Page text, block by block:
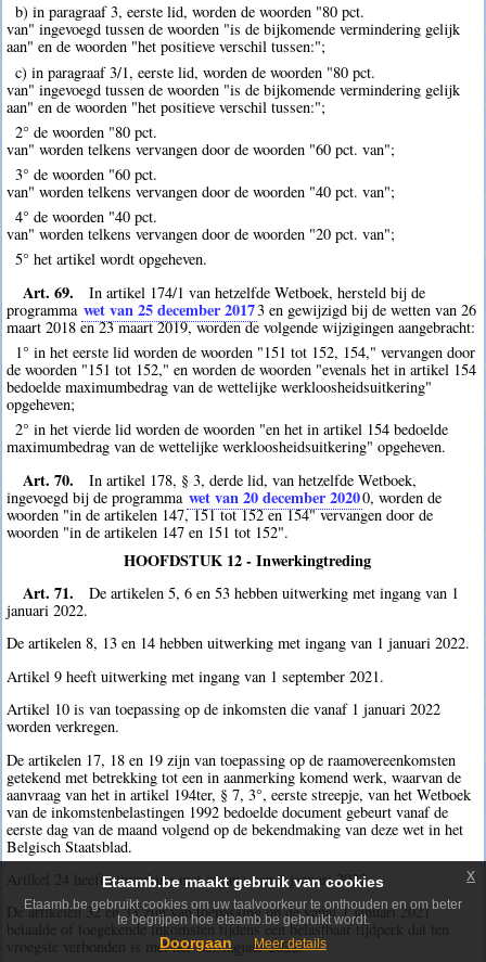
b) in paragraaf 3, eerste lid, worden de woorden "80 pct.
van" ingevoegd tussen de woorden "is de bijkomende vermindering gelijk
aan" en de woorden "het positieve verschil tussen:";
c) in paragraaf 3/1, eerste lid, worden de woorden "80 pct.
van" ingevoegd tussen de woorden "is de bijkomende vermindering gelijk
aan" en de woorden "het positieve verschil tussen:";
2° de woorden "80 pct.
van" worden telkens vervangen door de woorden "60 pct. van";
3° de woorden "60 pct.
van" worden telkens vervangen door de woorden "40 pct. van";
4° de woorden "40 pct.
van" worden telkens vervangen door de woorden "20 pct. van";
5° het artikel wordt opgeheven.
Art. 69.
In artikel 174/1 van hetzelfde Wetboek, hersteld bij de
programma wet van 25 december 20173 en gewijzigd bij de wetten van 26
maart 2018 en 23 maart 2019, worden de volgende wijzigingen aangebracht:
1° in het eerste lid worden de woorden "151 tot 152, 154," vervangen door
de woorden "151 tot 152," en worden de woorden "evenals het in artikel 154
bedoelde maximumbedrag van de wettelijke werkloosheidsuitkering"
opgeheven;
2° in het vierde lid worden de woorden "en het in artikel 154 bedoelde
maximumbedrag van de wettelijke werkloosheidsuitkering" opgeheven.
Art. 70.
In artikel 178, § 3, derde lid, van hetzelfde Wetboek,
ingevoegd bij de programma wet van 20 december 20200, worden de
woorden "in de artikelen 147, 151 tot 152 en 154" vervangen door de
woorden "in de artikelen 147 en 151 tot 152".
HOOFDSTUK 12 - Inwerkingtreding
Art. 71.
De artikelen 5, 6 en 53 hebben uitwerking met ingang van 1
januari 2022.
De artikelen 8, 13 en 14 hebben uitwerking met ingang van 1 januari 2022.
Artikel 9 heeft uitwerking met ingang van 1 september 2021.
Artikel 10 is van toepassing op de inkomsten die vanaf 1 januari 2022
worden verkregen.
De artikelen 17, 18 en 19 zijn van toepassing op de raamovereenkomsten
getekend met betrekking tot een in aanmerking komend werk, waarvan de
aanvraag van het in artikel 194ter, § 7, 3°, eerste streepje, van het Wetboek
van de inkomstenbelastingen 1992 bedoelde document gebeurt vanaf de
eerste dag van de maand volgend op de bekendmaking van deze wet in het
Belgisch Staatsblad.
Artikel 24 heeft uitwerking met ingang van 1 januari 2022.
De artikelen 32 en 33 zijn van toepassing op de vanaf 1 januari 2021
betaalde of toegekende inkomsten tijdens een belastbaar tijdperk dat ten
vroegste verbonden is met het aanslagjaar 2022.
Etaamb.be maakt gebruik van cookies
Etaamb.be gebruikt cookies om uw taalvoorkeur te onthouden en om beter
te begrijpen hoe etaamb.be gebruikt wordt.
Doorgaan Meer details
x